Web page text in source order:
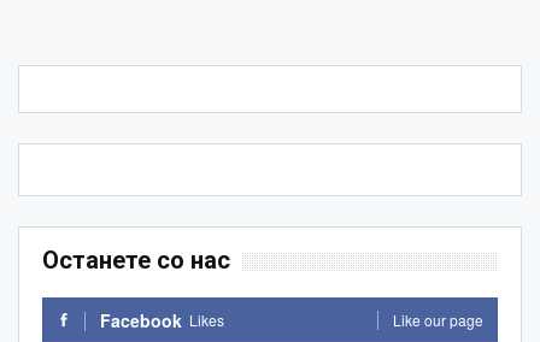
Останете со нас
Facebook Likes Like our page